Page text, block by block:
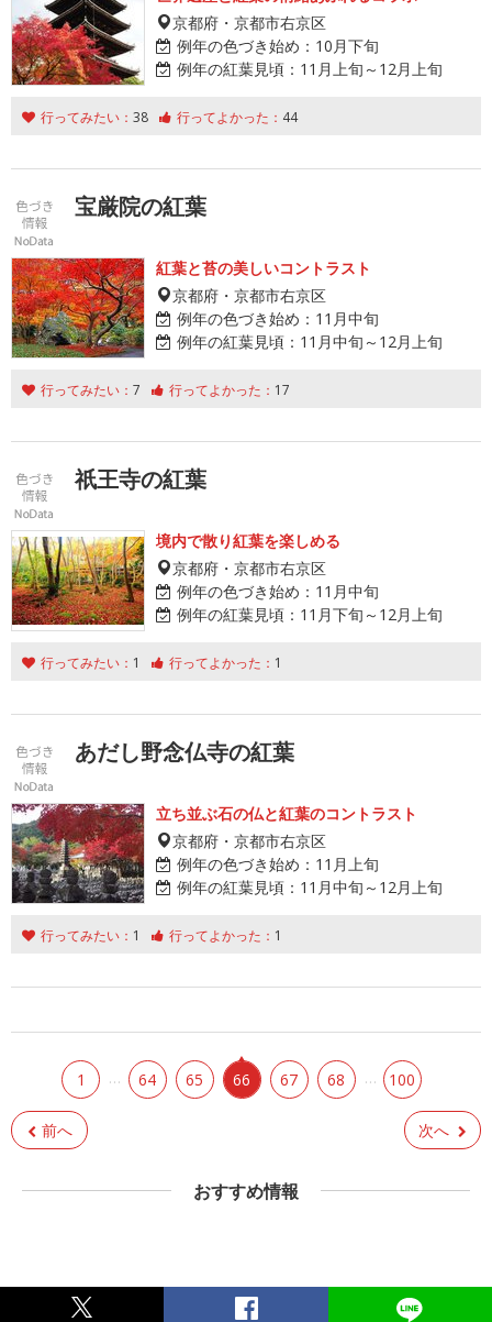
京都府・京都市右京区
例年の色づき始め： 10月下旬
例年の紅葉見頃： 11月上旬～12月上旬
行ってみたい： 38 行ってよかった： 44
宝厳院の紅葉
紅葉と苔の美しいコントラスト
京都府・京都市右京区
例年の色づき始め： 11月中旬
例年の紅葉見頃： 11月中旬～12月上旬
行ってみたい： 7 行ってよかった： 17
祇王寺の紅葉
境内で散り紅葉を楽しめる
京都府・京都市右京区
例年の色づき始め： 11月中旬
例年の紅葉見頃： 11月下旬～12月上旬
行ってみたい： 1 行ってよかった： 1
あだし野念仏寺の紅葉
立ち並ぶ石の仏と紅葉のコントラスト
京都府・京都市右京区
例年の色づき始め： 11月上旬
例年の紅葉見頃： 11月中旬～12月上旬
行ってみたい： 1 行ってよかった： 1
前へ
1 … 64 65 66 67 68 … 100
次へ
おすすめ情報